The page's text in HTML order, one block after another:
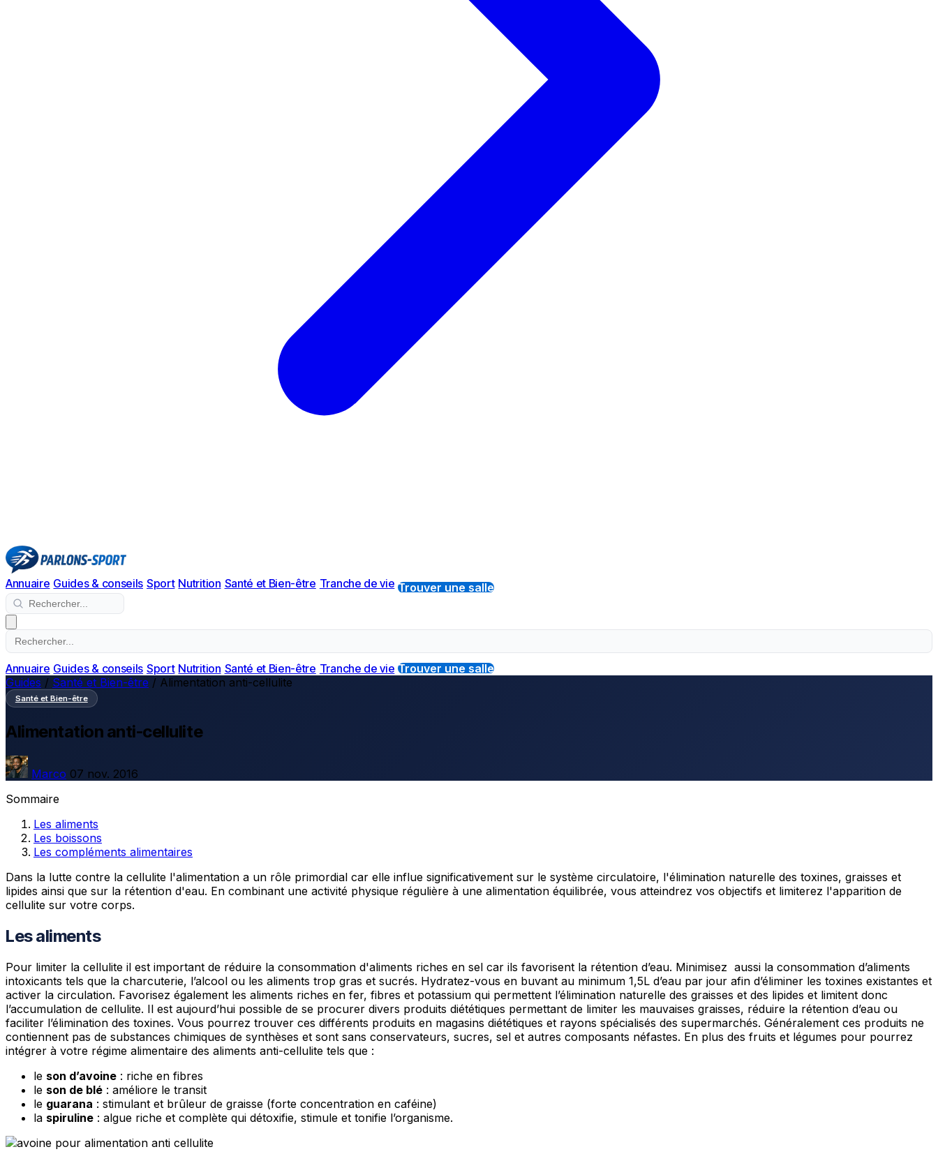
Annuaire Guides & conseils Sport Nutrition Santé et Bien-être Tranche de vie Trouver une salle
Annuaire Guides & conseils Sport Nutrition Santé et Bien-être Tranche de vie Trouver une salle
Guides / Santé et Bien-être / Alimentation anti-cellulite
Santé et Bien-être
Alimentation anti-cellulite
Marco 07 nov. 2016
Sommaire
Les aliments
Les boissons
Les compléments alimentaires
Dans la lutte contre la cellulite l'alimentation a un rôle primordial car elle influe significativement sur le système circulatoire, l'élimination naturelle des toxines, graisses et
lipides ainsi que sur la rétention d'eau. En combinant une activité physique régulière à une alimentation équilibrée, vous atteindrez vos objectifs et limiterez l'apparition de
cellulite sur votre corps.
Les aliments
Pour limiter la cellulite il est important de réduire la consommation d'aliments riches en sel car ils favorisent la rétention d’eau. Minimisez aussi la consommation d’aliments
intoxicants tels que la charcuterie, l’alcool ou les aliments trop gras et sucrés. Hydratez-vous en buvant au minimum 1,5L d’eau par jour afin d’éliminer les toxines existantes et
activer la circulation. Favorisez également les aliments riches en fer, fibres et potassium qui permettent l’élimination naturelle des graisses et des lipides et limitent donc
l’accumulation de cellulite. Il est aujourd’hui possible de se procurer divers produits diététiques permettant de limiter les mauvaises graisses, réduire la rétention d’eau ou
faciliter l’élimination des toxines. Vous pourrez trouver ces différents produits en magasins diététiques et rayons spécialisés des supermarchés. Généralement ces produits ne
contiennent pas de substances chimiques de synthèses et sont sans conservateurs, sucres, sel et autres composants néfastes. En plus des fruits et légumes pour pourrez
intégrer à votre régime alimentaire des aliments anti-cellulite tels que :
le son d’avoine : riche en fibres
le son de blé : améliore le transit
le guarana : stimulant et brûleur de graisse (forte concentration en caféine)
la spiruline : algue riche et complète qui détoxifie, stimule et tonifie l’organisme.